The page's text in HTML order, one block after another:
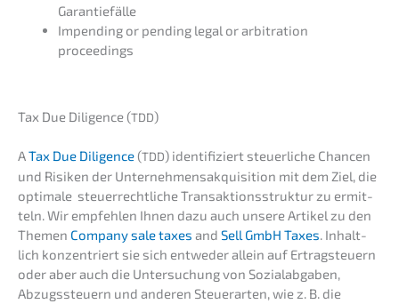
Garantiefälle
Impen­ding or pending legal or arbitra­ti­on
proceedings
Tax Due Diligence (TDD)
ATax Due Diligence (TDD) identi­fi­ziert steuer­li­che Chancen
und Risiken der Unter­neh­mens­ak­qui­si­ti­on mit dem Ziel, die
optima­le steuer­recht­li­che Trans­ak­ti­ons­struk­tur zu ermit­
teln. Wir empfeh­len Ihnen dazu auch unsere Artikel zu den
Themen Compa­ny sale taxes and Sell GmbH Taxes. Inhalt­
lich konzen­triert sie sich entwe­der allein auf Ertrag­steu­ern
oder aber auch die Unter­su­chung von Sozial­ab­ga­ben,
Abzugs­steu­ern und anderen Steuer­ar­ten, wie z. B. die